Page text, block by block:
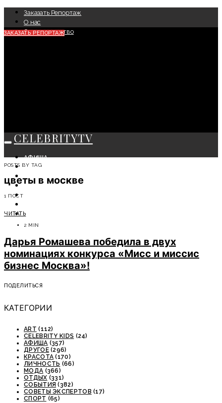
Заказать Репортаж
О нас
Сотрудничество
ЗАКАЗАТЬ РЕПОРТАЖ
CELEBRITYTV
АФИША
СОБЫТИЯ
КРАСОТА
МОДА
СОВЕТЫ ЭКСПЕРТОВ
POSTS BY TAG
цветы в москве
1 ПОСТ
ЧИТАТЬ
2 MIN
Дарья Ромашева победила в двух
номинациях конкурса «Мисс и миссис
бизнес Москва»!
ПОДЕЛИТЬСЯ
КАТЕГОРИИ
ART (112)
CELEBRITY KIDS (24)
АФИША (357)
ДРУГОЕ(296)
КРАСОТА (170)
ЛИЧНОСТЬ (66)
МОДА (366)
ОТДЫХ (331)
СОБЫТИЯ (382)
СОВЕТЫ ЭКСПЕРТОВ (17)
СПОРТ (65)